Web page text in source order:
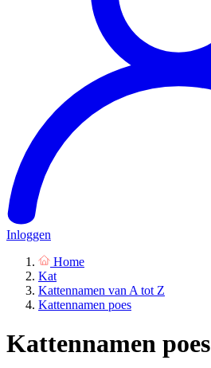
Inloggen
Home
Kat
Kattennamen van A tot Z
Kattennamen poes
Kattennamen poes